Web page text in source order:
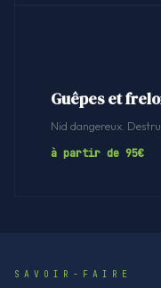
Guêpes et
Nid dangereux.
à partir de 95€
SAVOIR-FAIRE